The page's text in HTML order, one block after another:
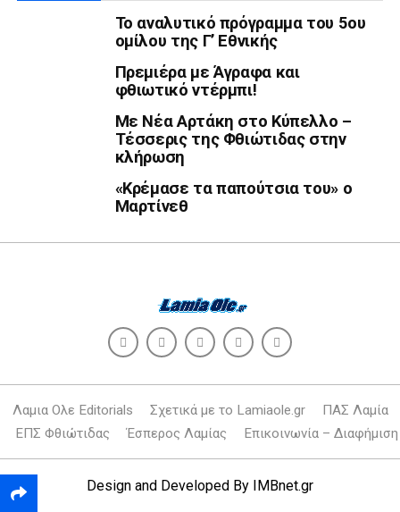
Το αναλυτικό πρόγραμμα του 5ου
ομίλου της Γ’ Εθνικής
Πρεμιέρα με Άγραφα και
φθιωτικό ντέρμπι!
Με Νέα Αρτάκη στο Κύπελλο –
Τέσσερις της Φθιώτιδας στην
κλήρωση
«Κρέμασε τα παπούτσια του» ο
Μαρτίνεθ
Λαμια Ολε Editorials Σχετικά με το Lamiaole.gr
ΠΑΣ Λαμία
ΕΠΣ Φθιώτιδας
Έσπερος Λαμίας Επικοινωνία – Διαφήμιση
Design and Developed By IMBnet.gr